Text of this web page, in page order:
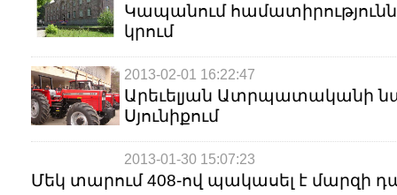
Կապանում
կրում
2013-02-01 16:22:47
Արեւելյան Ատրպատականի
Սյունիքում
2013-01-30 15:07:23
Մեկ տարում 408-ով պակասել է մարզի